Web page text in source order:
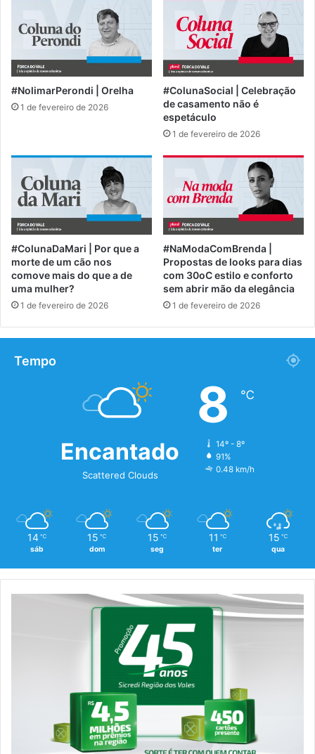
#NolimarPerondi | Orelha
1 de fevereiro de 2026
#ColunaSocial | Celebração
de casamento não é
espetáculo
1 de fevereiro de 2026
#ColunaDaMari | Por que a
morte de um cão nos
comove mais do que a de
uma mulher?
1 de fevereiro de 2026
#NaModaComBrenda |
Propostas de looks para dias
com 30oC estilo e conforto
sem abrir mão da elegância
1 de fevereiro de 2026
Tempo
Encantado
Scattered Clouds
8 ℃
14º - 8º
91%
0.48 km/h
14 ℃
sáb
15 ℃
dom
15 ℃
seg
11 ℃
ter
15 ℃
qua